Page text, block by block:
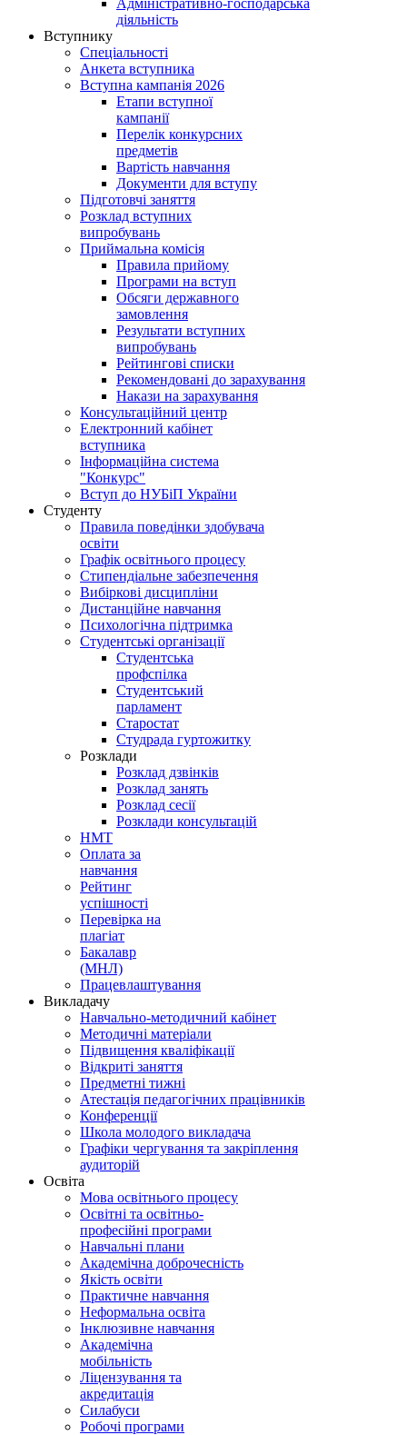
діяльність
Вступнику
Спеціальності
Анкета вступника
Вступна кампанія 2026
Етапи вступної
кампанії
Перелік конкурсних
предметів
Вартість навчання
Документи для вступу
Підготовчі заняття
Розклад вступних
випробувань
Приймальна комісія
Правила прийому
Програми на вступ
Обсяги державного
замовлення
Результати вступних
випробувань
Рейтингові списки
Рекомендовані до зарахування
Накази на зарахування
Консультаційний центр
Електронний кабінет
вступника
Інформаційна система
"Конкурс"
Вступ до НУБіП України
Студенту
Правила поведінки здобувача
освіти
Графік освітнього процесу
Стипендіальне забезпечення
Вибіркові дисципліни
Дистанційне навчання
Психологічна підтримка
Студентські організації
Студентська
профспілка
Студентський
парламент
Старостат
Студрада гуртожитку
Розклади
Розклад дзвінків
Розклад занять
Розклад сесії
Розклади консультацій
НМТ
Оплата за
навчання
Рейтинг
успішності
Перевірка на
плагіат
Бакалавр
(МНЛ)
Працевлаштування
Викладачу
Навчально-методичний кабінет
Методичні матеріали
Підвищення кваліфікації
Відкриті заняття
Предметні тижні
Атестація педагогічних працівників
Конференції
Школа молодого викладача
Графіки чергування та закріплення
аудиторій
Освіта
Мова освітнього процесу
Освітні та освітньо-
професійні програми
Навчальні плани
Академічна доброчесність
Якість освіти
Практичне навчання
Неформальна освіта
Інклюзивне навчання
Академічна
мобільність
Ліцензування та
акредитація
Силабуси
Робочі програми